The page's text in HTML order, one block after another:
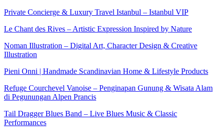
Private Concierge & Luxury Travel Istanbul – Istanbul VIP
Le Chant des Rives – Artistic Expression Inspired by Nature
Noman Illustration – Digital Art, Character Design & Creative
Illustration
Pieni Onni | Handmade Scandinavian Home & Lifestyle Products
Refuge Courchevel Vanoise – Penginapan Gunung & Wisata Alam
di Pegunungan Alpen Prancis
Tail Dragger Blues Band – Live Blues Music & Classic
Performances